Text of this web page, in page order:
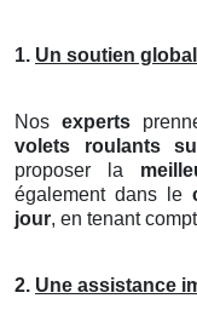
1. Un soutien global
Nos experts
volets roulants
proposer la
également dans le
jour, en tenant
2. Une assistance